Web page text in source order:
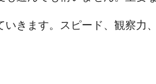
きます。スピード、観察